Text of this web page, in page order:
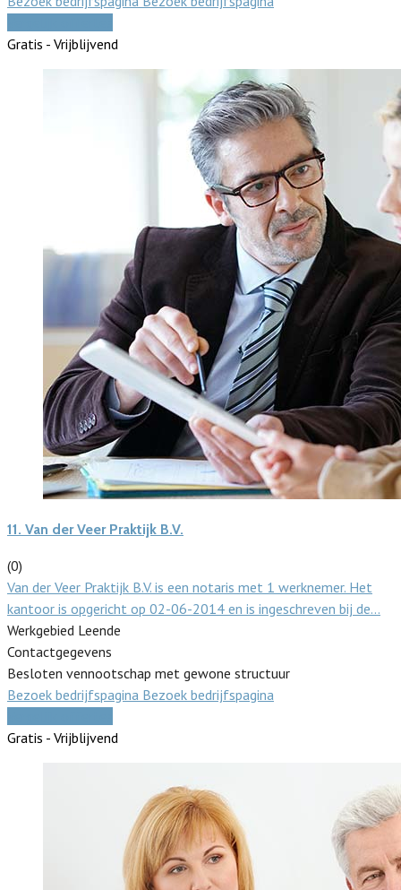
Gratis - Vrijblijvend
11. Van der Veer Praktijk B.V.
(0)
Van der Veer Praktijk B.V. is een notaris met 1 werknemer. Het
kantoor is opgericht op 02-06-2014 en is ingeschreven bij de…
Werkgebied Leende
Contactgegevens
Besloten vennootschap met gewone structuur
Bezoek bedrijfspagina Bezoek bedrijfspagina
Gratis - Vrijblijvend